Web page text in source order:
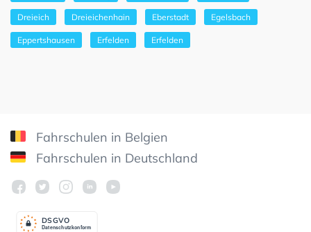
Dreieich Dreieichenhain Eberstadt Egelsbach
Eppertshausen Erfelden Erfelden
Fahrschulen in Belgien
Fahrschulen in Deutschland
Datenschutzkonform
DSGVO